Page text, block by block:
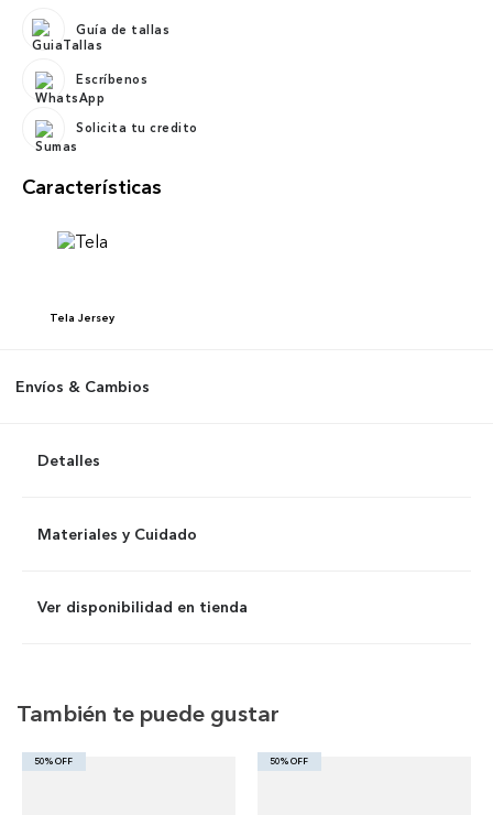
Guía de tallas
Escríbenos
Solicita tu credito
Características
Tela Jersey
Envíos & Cambios
Detalles
Materiales y Cuidado
Ver disponibilidad en tienda
También te puede gustar
50% OFF 50% OFF